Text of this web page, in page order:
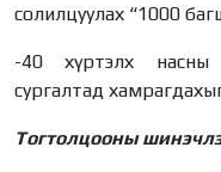
солилцуулах “1000
-40 хүртэлх насны
сургалтад хамрагдахыг
Тогтолцооны